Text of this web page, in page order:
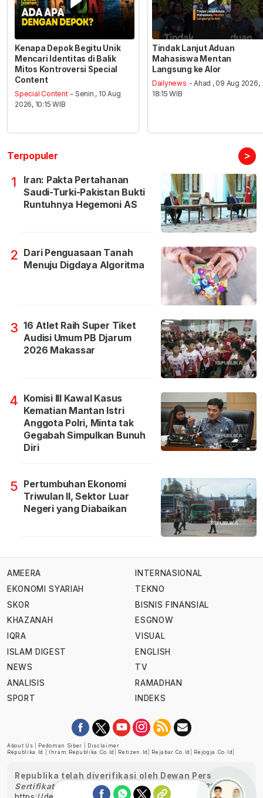
Kenapa Depok Begitu Unik
Mencari Identitas di Balik
Mitos Kontroversi Special
Content
Special Content - Senin , 10 Aug
2026, 10:15 WIB
Tindak Lanjut Aduan
Mahasiswa Mentan
Langsung ke Alor
Dailynews - Ahad , 09 Aug 2026,
18:15 WIB
Terpopuler >
1
Iran: Pakta Pertahanan
Saudi-Turki-Pakistan Bukti
Runtuhnya Hegemoni AS
2 Dari Penguasaan Tanah
Menuju Digdaya Algoritma
3 16 Atlet Raih Super Tiket
Audisi Umum PB Djarum
2026 Makassar
4 Komisi III Kawal Kasus
Kematian Mantan Istri
Anggota Polri, Minta tak
Gegabah Simpulkan Bunuh
Diri
5 Pertumbuhan Ekonomi
Triwulan II, Sektor Luar
Negeri yang Diabaikan
AMEERA
EKONOMI SYARIAH
SKOR
KHAZANAH
IQRA
ISLAM DIGEST
NEWS
ANALISIS
SPORT
INTERNASIONAL
TEKNO
BISNIS FINANSIAL
ESGNOW
VISUAL
ENGLISH
TV
RAMADHAN
INDEKS
About Us Pedoman Siber
Disclaimer
Republika.id
Ihram.republika.co.id Retizen.id Rejabar.co.id Rejogja.co.id
Republika telah diverifikasi oleh Dewan Pers
Sertifikat Nomor 1058/DP-Verifikasi/K/XII/2022